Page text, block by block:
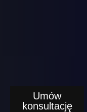
Umów
konsultację